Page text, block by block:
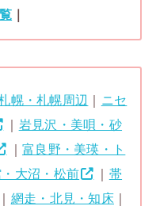
｜
幌・札幌周辺 ｜ ニセ
｜ 岩見沢・美唄・砂
｜ 富良野・美瑛・ト
大沼・松前 ｜ 帯
｜ 網走・北見・知床 ｜